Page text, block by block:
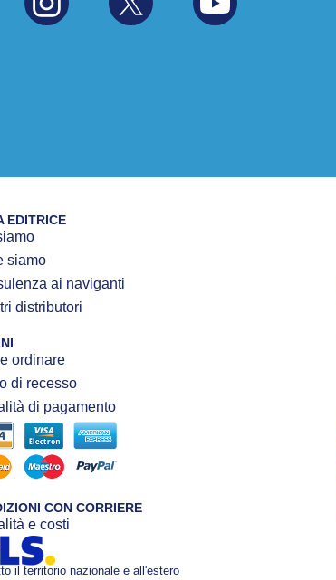
EDITRICE
siamo
ai naviganti
distributori
ordinare
di recesso
di pagamento
CON CORRIERE
e costi
il territorio nazionale e all'estero